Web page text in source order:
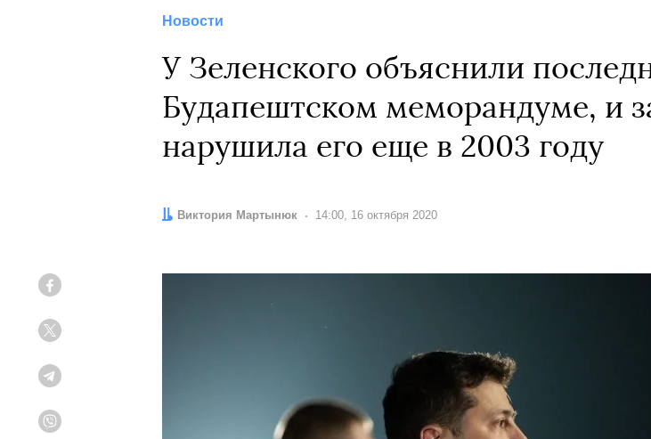
Новости
У Зеленского объяснили
Будапештском меморандуме, и
нарушила его еще в 2003 году
Автор:
Виктория Мартынюк Дата:
14:00, 16 октября 2020